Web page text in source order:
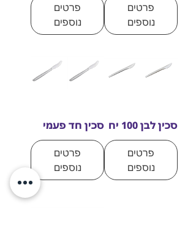
פרטים
נוספים
פרטים
נוספים
סכין לבן 100 יח
פרטים
נוספים
סכין חד פעמי
פרטים
נוספים